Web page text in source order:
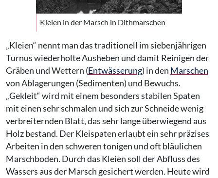
Kleien in der Marsch in Dithmarschen
„Kleien“ nennt man das traditionell im siebenjährigen
Turnus wiederholte Ausheben und damit Reinigen der
Gräben und Wettern (Entwässerung) in den Marschen
von Ablagerungen (Sedimenten) und Bewuchs.
„Gekleit“ wird mit einem besonders stabilen Spaten
mit einen sehr schmalen und sich zur Schneide wenig
verbreiternden Blatt, das sehr lange überwiegend aus
Holz bestand. Der Kleispaten erlaubt ein sehr präzises
Arbeiten in den schweren tonigen und oft bläulichen
Marschboden. Durch das Kleien soll der Abfluss des
Wassers aus der Marsch gesichert werden. Heute wird